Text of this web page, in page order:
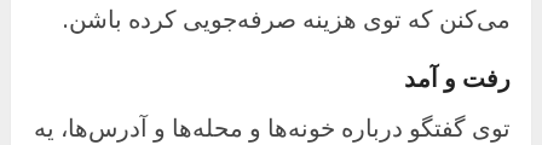
می‌کنن که توی هزینه صرفه‌جویی کرده باشن.
رفت و آمد
توی گفتگو درباره خونه‌ها و محله‌ها و آدرس‌ها، یه